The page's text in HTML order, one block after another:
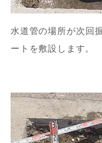
水道管の場所が次回
ートを敷設します。